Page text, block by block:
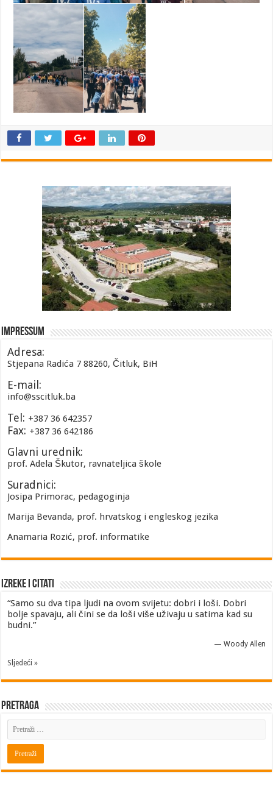
Impressum
Adresa:
Stjepana Radića 7 88260, Čitluk, BiH
E-mail:
info@sscitluk.ba
Tel: +387 36 642357
Fax: +387 36 642186
Glavni urednik:
prof. Adela Škutor, ravnateljica škole
Suradnici:
Josipa Primorac, pedagoginja
Marija Bevanda, prof. hrvatskog i engleskog jezika
Anamaria Rozić, prof. informatike
Izreke i Citati
“Samo su dva tipa ljudi na ovom svijetu: dobri i loši. Dobri
bolje spavaju, ali čini se da loši više uživaju u satima kad su
budni.”
— Woody Allen
Sljedeći »
Pretraga